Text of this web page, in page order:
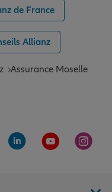
de France
Allianz
Assurance Moselle
Facebook de Allianz
sur la page Twitter de
Aller sur la page
Aller sur la
Aller